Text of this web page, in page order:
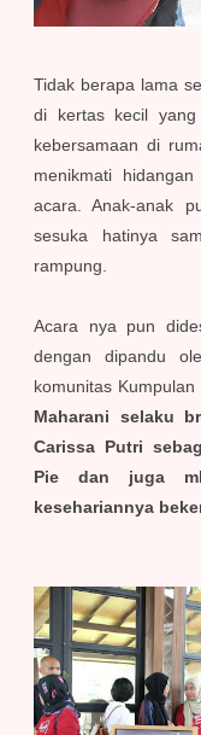
Tidak berapa lama
di kertas kecil
kebersamaan di
menikmati
acara. Anak-anak
sesuka hatinya
rampung.
Acara nya pun
dengan dipandu
komunitas
Maharani selaku
Carissa Putri
Pie dan juga
kesehariannya